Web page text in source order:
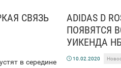
СВЯЗЬ
в середине
ADIDAS D
ПОЯВЯТСЯ
УИКЕНДА
10.02.2020